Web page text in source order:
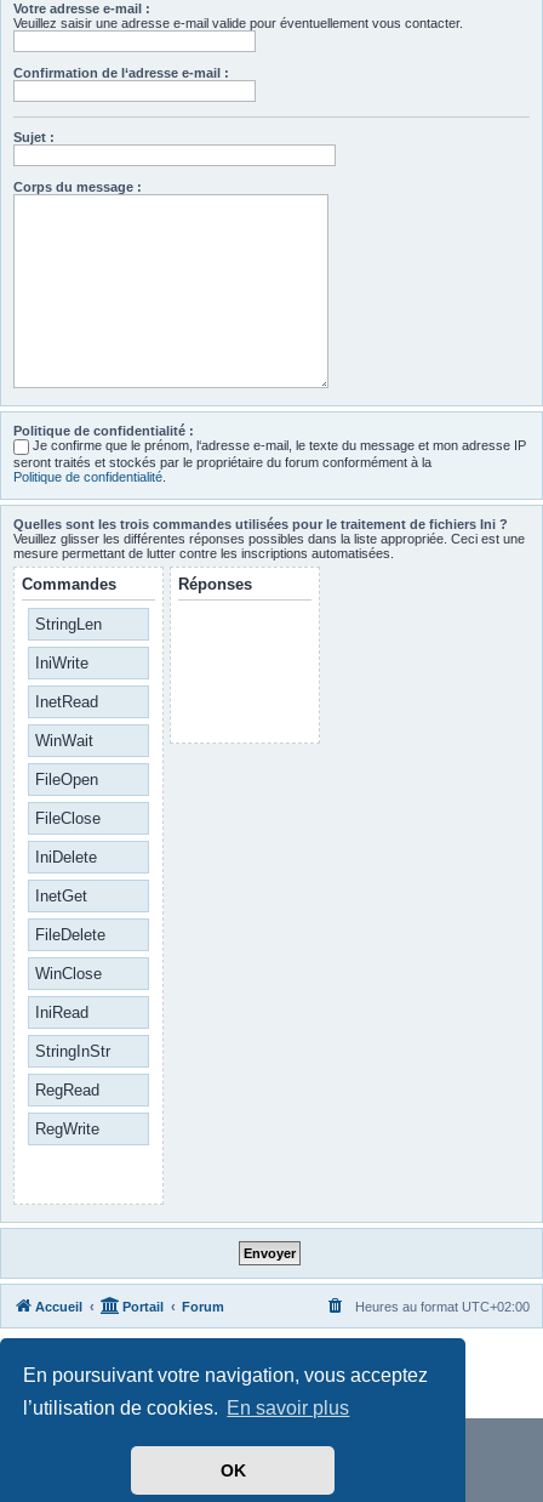
En poursuivant votre navigation, vous acceptez
l’utilisation de cookies. En savoir plus
OK
Votre adresse e-mail :
Veuillez saisir une adresse e-mail valide pour éventuellement vous contacter.
Confirmation de l‘adresse e-mail :
Sujet :
Corps du message :
Politique de confidentialité :
Je confirme que le prénom, l‘adresse e-mail, le texte du message et mon adresse IP
seront traités et stockés par le propriétaire du forum conformément à la
Politique de confidentialité
Quelles sont les trois commandes utilisées pour le traitement de fichiers Ini ?
Veuillez glisser les différentes réponses possibles dans la liste appropriée. Ceci est une
mesure permettant de lutter contre les inscriptions automatisées.
Commandes
StringLen
IniWrite
InetRead
WinWait
FileOpen
FileClose
IniDelete
InetGet
FileDelete
WinClose
IniRead
StringInStr
RegRead
RegWrite
Réponses
Accueil Portail Forum Heures au format UTC+02:00
Traduit parphpBB-fr.com